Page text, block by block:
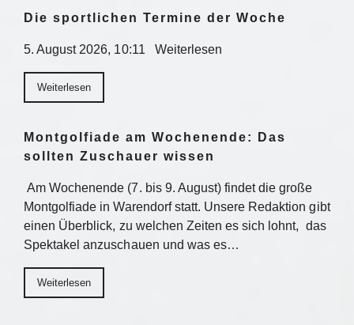
Die sportlichen Termine der Woche
5. August 2026, 10:11 Weiterlesen
Weiterlesen
Montgolfiade am Wochenende: Das
sollten Zuschauer wissen
Am Wochenende (7. bis 9. August) findet die große
Montgolfiade in Warendorf statt. Unsere Redaktion gibt
einen Überblick, zu welchen Zeiten es sich lohnt, das
Spektakel anzuschauen und was es…
Weiterlesen